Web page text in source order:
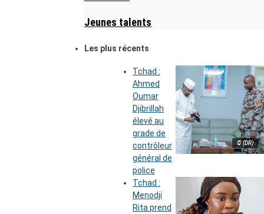
Jeunes talents
Les plus récents
© (DR)
Tchad :
Ahmed
Oumar
Djibrillah
élevé au
grade de
contrôleur
général de
police
Tchad :
Menodji
Rita prend